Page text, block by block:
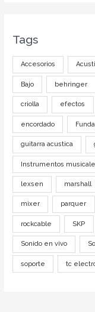
Tags
Accesorios
Bajo behringer
criolla efectos
encordado Funda
guitarra acustica
Instrumentos
lexsen marshall
mixer parquer
rockcable SKP
Sonido en vivo
soporte tc